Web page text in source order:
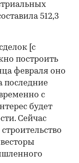
512,3
[с
построить
февраля оно
последние
с
будет
Сейчас